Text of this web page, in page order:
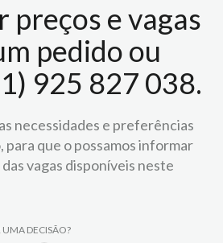
preços e vagas
pedido ou
925 827 038.
necessidades e preferências
para que o possamos informar
vagas disponíveis neste
DECISÃO?